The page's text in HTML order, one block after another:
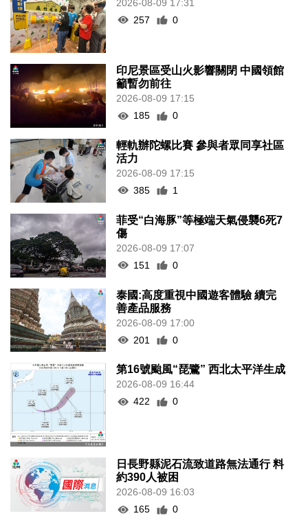
2026-08-09 17:31
257
0
印尼景區受山火影響關閉 中國領館
籲暫勿前往
2026-08-09 17:15
185
0
輕軌辦陀螺比賽 參與者眾同享社區
活力
2026-08-09 17:15
385
1
菲受“白海豚”等極端天氣侵襲6死7
傷
2026-08-09 17:07
151
0
泰國:高度重視中國遊客體驗 續完
善產品服務
2026-08-09 17:00
201
0
第16號颱風“琵鷺” 西北太平洋生成
2026-08-09 16:44
422
0
日長野縣泥石流致道路無法通行 料
約390人被困
2026-08-09 16:03
165
0